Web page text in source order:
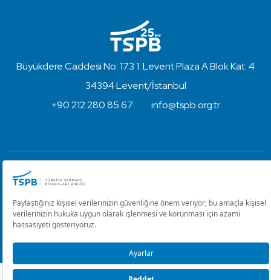
Büyükdere Caddesi No: 173 1. Levent Plaza A Blok Kat: 4
34394 Levent/İstanbul
+90 212 280 85 67
info@tspb.org.tr
Kullanım Koşulları ve Gizlilik
Çerez Ayarlarını Düzenle